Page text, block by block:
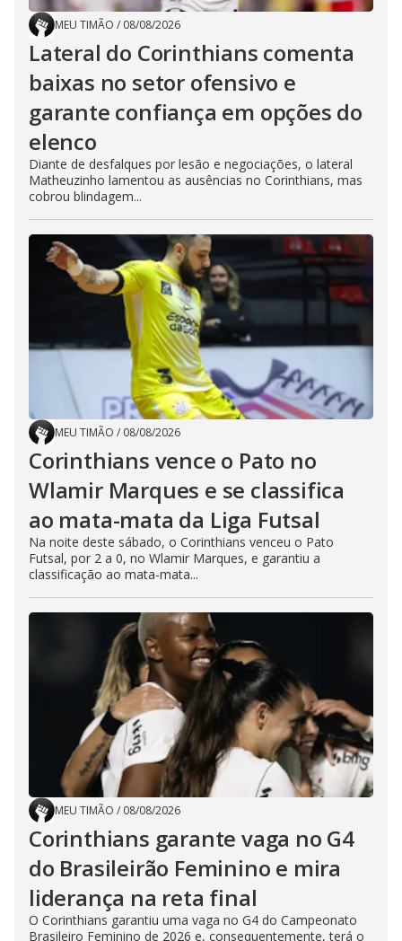
MEU TIMÃO / 08/08/2026
Lateral do Corinthians comenta
baixas no setor ofensivo e
garante confiança em opções do
elenco
Diante de desfalques por lesão e negociações, o lateral
Matheuzinho lamentou as ausências no Corinthians, mas
cobrou blindagem...
MEU TIMÃO / 08/08/2026
Corinthians vence o Pato no
Wlamir Marques e se classifica
ao mata-mata da Liga Futsal
Na noite deste sábado, o Corinthians venceu o Pato
Futsal, por 2 a 0, no Wlamir Marques, e garantiu a
classificação ao mata-mata...
MEU TIMÃO / 08/08/2026
Corinthians garante vaga no G4
do Brasileirão Feminino e mira
liderança na reta final
O Corinthians garantiu uma vaga no G4 do Campeonato
Brasileiro Feminino de 2026 e, consequentemente, terá o